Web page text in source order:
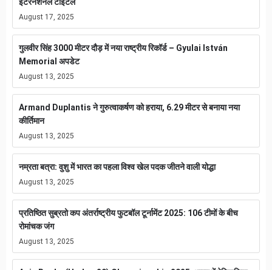
August 17, 2025
गुलवीर सिंह 3000 मीटर दौड़ में नया राष्ट्रीय रिकॉर्ड – Gyulai István
Memorial अपडेट
August 13, 2025
Armand Duplantis ने गुरुत्वाकर्षण को हराया, 6.29 मीटर से बनाया नया
कीर्तिमान
August 13, 2025
नम्रता बत्रा: वुशु में भारत का पहला विश्व खेल पदक जीतने वाली योद्धा
August 13, 2025
प्रतिष्ठित सुब्रतो कप अंतर्राष्ट्रीय फुटबॉल टूर्नामेंट 2025: 106 टीमों के बीच
रोमांचक जंग
August 13, 2025